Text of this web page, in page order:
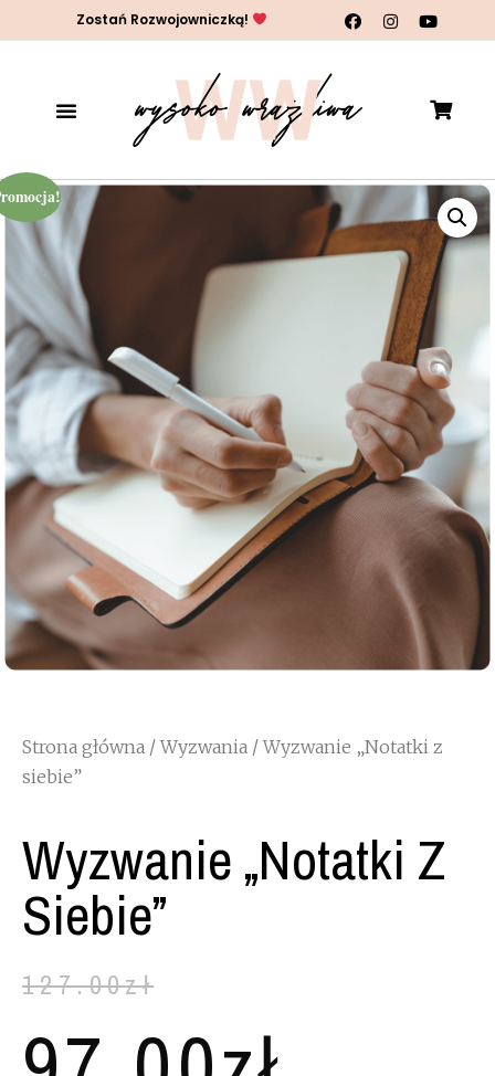
Zostań Rozwojowniczką!
Strona główna /Wyzwania / Wyzwanie „Notatki z
siebie”
Wyzwanie „Notatki Z
Siebie”
127.00zł